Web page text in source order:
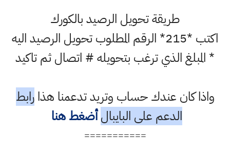
طريقة تحويل الرصيد بالكورك
اكتب *215* الرقم المطلوب تحويل الرصيد اليه
* المبلغ الذي ترغب بتحويله # اتصال ثم تاكيد
واذا كان عندك حساب وتريد تدعمنا هذارابط
الدعم على البايبال أضغط هنا
===========